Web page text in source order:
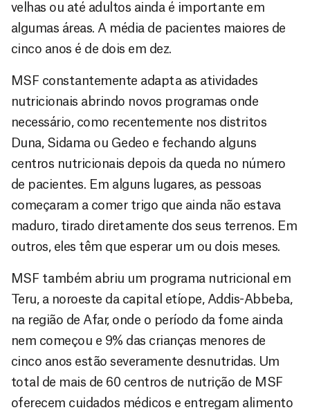
velhas ou até adultos ainda é importante em
algumas áreas. A média de pacientes maiores de
cinco anos é de dois em dez.
MSF constantemente adapta as atividades
nutricionais abrindo novos programas onde
necessário, como recentemente nos distritos
Duna, Sidama ou Gedeo e fechando alguns
centros nutricionais depois da queda no número
de pacientes. Em alguns lugares, as pessoas
começaram a comer trigo que ainda não estava
maduro, tirado diretamente dos seus terrenos. Em
outros, eles têm que esperar um ou dois meses.
MSF também abriu um programa nutricional em
Teru, a noroeste da capital etíope, Addis-Abbeba,
na região de Afar, onde o período da fome ainda
nem começou e 9% das crianças menores de
cinco anos estão severamente desnutridas. Um
total de mais de 60 centros de nutrição de MSF
oferecem cuidados médicos e entregam alimento